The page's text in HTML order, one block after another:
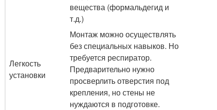
вещества (формальдегид и
т.д.)
Легкость
установки
Монтаж можно осуществлять
без специальных навыков. Но
требуется респиратор.
Предварительно нужно
просверлить отверстия под
крепления, но стены не
нуждаются в подготовке.